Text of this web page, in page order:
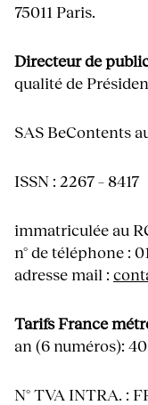
75011 Paris.
Directeur de
qualité de
SAS BeContents
ISSN : 2267 – 8417
immatriculée au
n° de téléphone :
adresse mail :
Tarifs France
an (6 numéros):
N° TVA INTRA. :